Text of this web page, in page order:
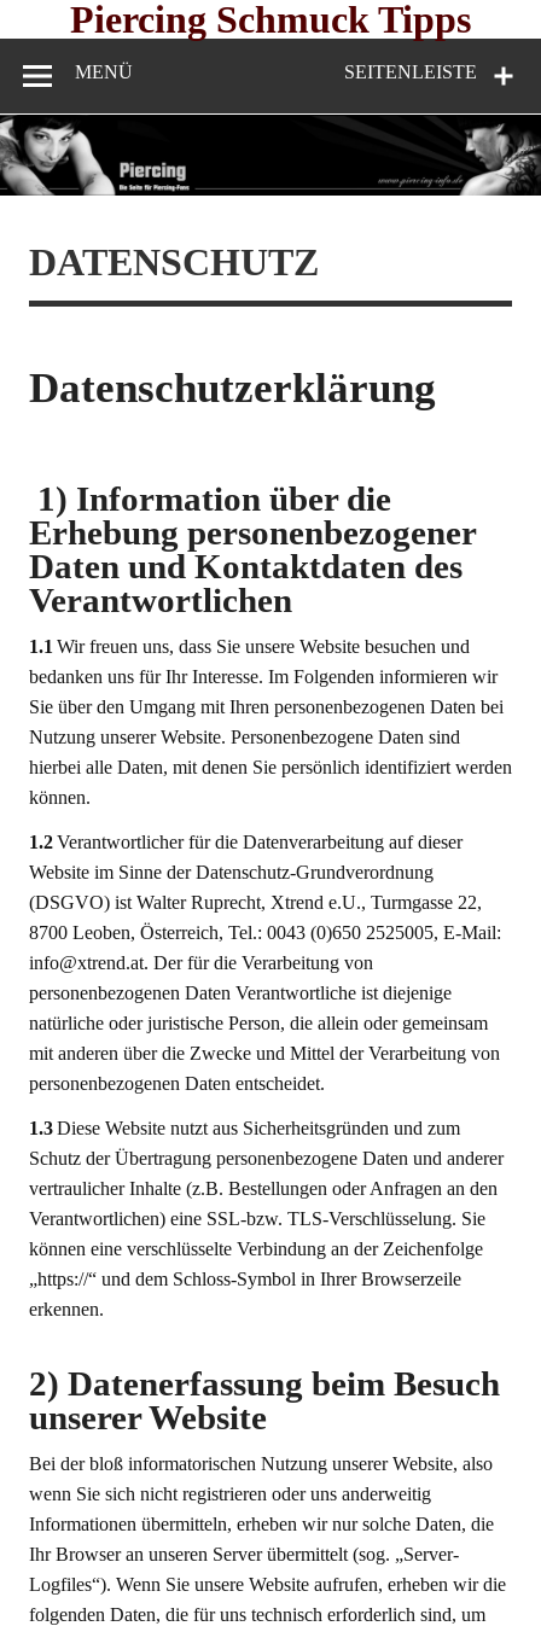
Piercing Schmuck Tipps
SEITENLEISTE
MENÜ
DATENSCHUTZ
Datenschutzerklärung
1) Information über die
Erhebung personenbezogener
Daten und Kontaktdaten des
Verantwortlichen
1.1 Wir freuen uns, dass Sie unsere Website besuchen und
bedanken uns für Ihr Interesse. Im Folgenden informieren wir
Sie über den Umgang mit Ihren personenbezogenen Daten bei
Nutzung unserer Website. Personenbezogene Daten sind
hierbei alle Daten, mit denen Sie persönlich identifiziert werden
können.
1.2Verantwortlicher für die Datenverarbeitung auf dieser
Website im Sinne der Datenschutz-Grundverordnung
(DSGVO) ist Walter Ruprecht, Xtrend e.U., Turmgasse 22,
8700 Leoben, Österreich, Tel.: 0043 (0)650 2525005, E-Mail:
info@xtrend.at. Der für die Verarbeitung von
personenbezogenen Daten Verantwortliche ist diejenige
natürliche oder juristische Person, die allein oder gemeinsam
mit anderen über die Zwecke und Mittel der Verarbeitung von
personenbezogenen Daten entscheidet.
1.3Diese Website nutzt aus Sicherheitsgründen und zum
Schutz der Übertragung personenbezogene Daten und anderer
vertraulicher Inhalte (z.B. Bestellungen oder Anfragen an den
Verantwortlichen) eine SSL-bzw. TLS-Verschlüsselung. Sie
können eine verschlüsselte Verbindung an der Zeichenfolge
„https://“ und dem Schloss-Symbol in Ihrer Browserzeile
erkennen.
2) Datenerfassung beim Besuch
unserer Website
Bei der bloß informatorischen Nutzung unserer Website, also
wenn Sie sich nicht registrieren oder uns anderweitig
Informationen übermitteln, erheben wir nur solche Daten, die
Ihr Browser an unseren Server übermittelt (sog. „Server-
Logfiles“). Wenn Sie unsere Website aufrufen, erheben wir die
folgenden Daten, die für uns technisch erforderlich sind, um